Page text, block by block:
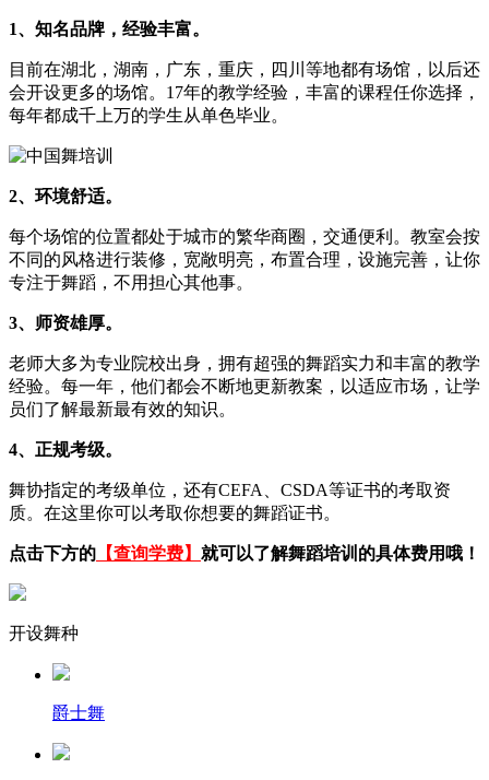
1、知名品牌，经验丰富。
目前在湖北，湖南，广东，重庆，四川等地都有场馆，以后还
会开设更多的场馆。17年的教学经验，丰富的课程任你选择，
每年都成千上万的学生从单色毕业。
2、环境舒适。
每个场馆的位置都处于城市的繁华商圈，交通便利。教室会按
不同的风格进行装修，宽敞明亮，布置合理，设施完善，让你
专注于舞蹈，不用担心其他事。
3、师资雄厚。
老师大多为专业院校出身，拥有超强的舞蹈实力和丰富的教学
经验。每一年，他们都会不断地更新教案，以适应市场，让学
员们了解最新最有效的知识。
4、正规考级。
舞协指定的考级单位，还有CEFA、CSDA等证书的考取资
质。在这里你可以考取你想要的舞蹈证书。
点击下方的 【查询学费】 就可以了解舞蹈培训的具体费用哦！
开设舞种
爵士舞